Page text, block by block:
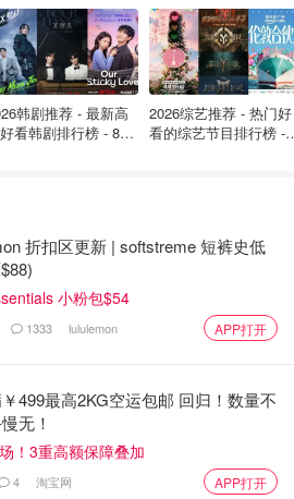
韩剧推荐 - 最新高
看韩剧排行榜 - 8月
2026综艺推荐 - 热门好
看的综艺节目排行榜 -
折扣区更新 | softstreme 短裤史低
小粉包$54
1333 lululemon APP打开
499最高2KG空运包邮 回归！数量不
无！
！3重高额保障叠加
4 淘宝网 APP打开